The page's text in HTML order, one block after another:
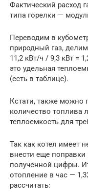
Фактический расход
типа горелки —
Переводим в
природный газ,
11,2 кВт/ч / 9,3 кВт =
это удельная
(есть в таблице).
Кстати, также можно
количество топлива
теплоемкость для
Так как котел имеет
внести еще поправки
полученной цифры.
отопление в час —
рассчитать: